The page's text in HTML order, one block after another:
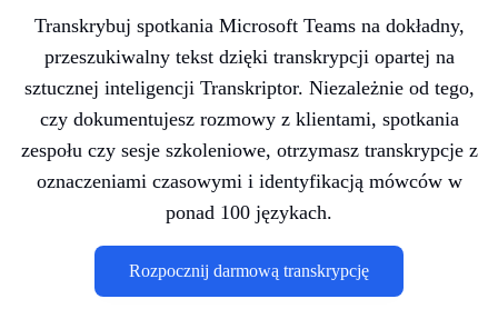
Transkrybuj spotkania Microsoft Teams na dokładny,
przeszukiwalny tekst dzięki transkrypcji opartej na
sztucznej inteligencji Transkriptor. Niezależnie od tego,
czy dokumentujesz rozmowy z klientami, spotkania
zespołu czy sesje szkoleniowe, otrzymasz transkrypcje z
oznaczeniami czasowymi i identyfikacją mówców w
ponad 100 językach.
Rozpocznij darmową transkrypcję